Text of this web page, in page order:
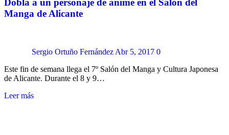
Dobla a un personaje de anime en el Salón del
Manga de Alicante
Sergio Ortuño Fernández Abr 5, 2017 0
Este fin de semana llega el 7º Salón del Manga y Cultura Japonesa
de Alicante. Durante el 8 y 9…
Leer más